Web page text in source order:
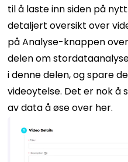
til å laste inn siden på
detaljert oversikt over
på Analyse-knappen
delen om
i denne delen, og spare
videoytelse. Det er nok å
av data å øse over her.